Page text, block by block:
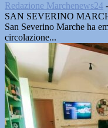
Redazione Marchenews24 -
SAN SEVERINO
San Severino Marche ha
circolazione...